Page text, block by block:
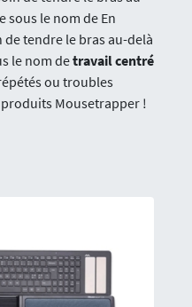
le nom de En
tendre le bras au-delà
le nom detravail centré
ou troubles
Mousetrapper !